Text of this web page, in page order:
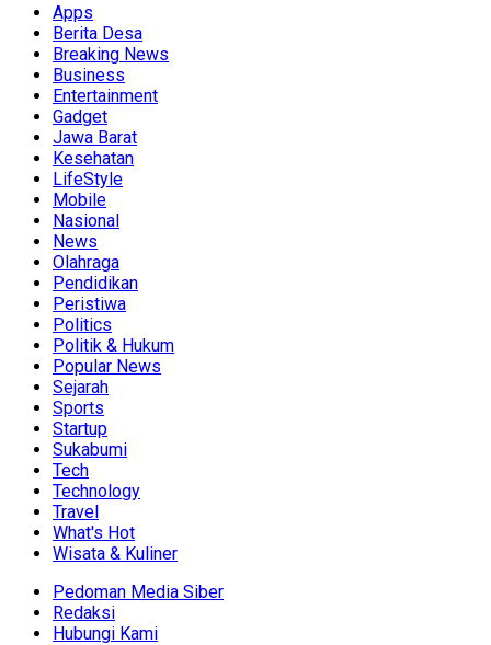
Apps
Berita Desa
Breaking News
Business
Entertainment
Gadget
Jawa Barat
Kesehatan
LifeStyle
Mobile
Nasional
News
Olahraga
Pendidikan
Peristiwa
Politics
Politik & Hukum
Popular News
Sejarah
Sports
Startup
Sukabumi
Tech
Technology
Travel
What's Hot
Wisata & Kuliner
Pedoman Media Siber
Redaksi
Hubungi Kami